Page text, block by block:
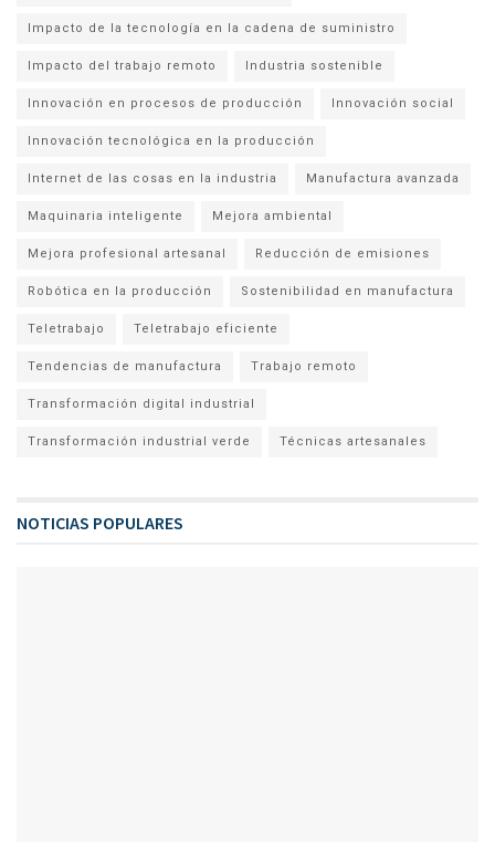
Impacto de la tecnología en la cadena de suministro
Impacto del trabajo remoto Industria sostenible
Innovación en procesos de producción Innovación social
Innovación tecnológica en la producción
Internet de las cosas en la industria Manufactura avanzada
Maquinaria inteligente Mejora ambiental
Mejora profesional artesanal Reducción de emisiones
Robótica en la producción Sostenibilidad en manufactura
Teletrabajo Teletrabajo eficiente
Tendencias de manufactura Trabajo remoto
Transformación digital industrial
Transformación industrial verde Técnicas artesanales
NOTICIAS POPULARES